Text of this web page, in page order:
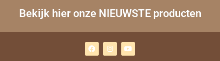
Bekijk hier onze NIEUWSTE producten
a
c
n
s
o
u